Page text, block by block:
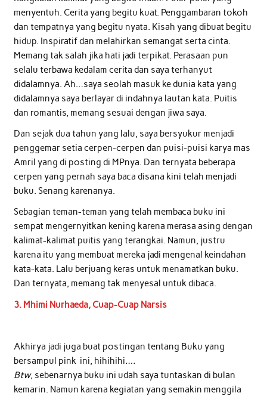
menyentuh. Cerita yang begitu kuat. Penggambaran tokoh
dan tempatnya yang begitu nyata. Kisah yang dibuat begitu
hidup. Inspiratif dan melahirkan semangat serta cinta.
Memang tak salah jika hati jadi terpikat. Perasaan pun
selalu terbawa kedalam cerita dan saya terhanyut
didalamnya. Ah…saya seolah masuk ke dunia kata yang
didalamnya saya berlayar di indahnya lautan kata. Puitis
dan romantis, memang sesuai dengan jiwa saya.
Dan sejak dua tahun yang lalu, saya bersyukur menjadi
penggemar setia cerpen-cerpen dan puisi-puisi karya mas
Amril yang di posting di MPnya. Dan ternyata beberapa
cerpen yang pernah saya baca disana kini telah menjadi
buku. Senang karenanya.
Sebagian teman-teman yang telah membaca buku ini
sempat mengernyitkan kening karena merasa asing dengan
kalimat-kalimat puitis yang terangkai. Namun, justru
karena itu yang membuat mereka jadi mengenal keindahan
kata-kata. Lalu berjuang keras untuk menamatkan buku.
Dan ternyata, memang tak menyesal untuk dibaca.
3. Mhimi Nurhaeda, Cuap-Cuap Narsis
Akhirya jadi juga buat postingan tentang Buku yang
bersampul pink ini, hihihihi….
Btw, sebenarnya buku ini udah saya tuntaskan di bulan
kemarin. Namun karena kegiatan yang semakin menggila